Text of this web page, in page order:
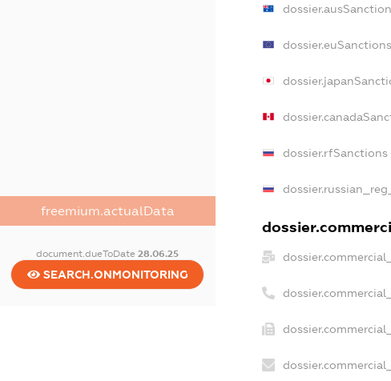
freemium.actualData
document.dueToDate28.06.25
SEARCH.ONMONITORING
dossier.euSanctions
dossier.rfSanctions